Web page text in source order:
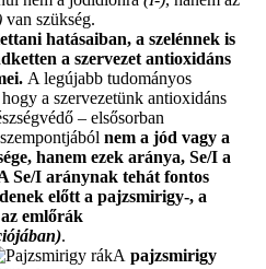
van szükség.
hatásaiban, a szelénnek is
a szervezet antioxidáns
A legújabb tudományos
a szervezetünk antioxidáns
– elsősorban
nem a jód vagy a
hanem ezek aránya, Se/I a
Se/I aránynak tehát fontos
előtt a pajzsmirigy-, a
emlőrák
.
A pajzsmirigy